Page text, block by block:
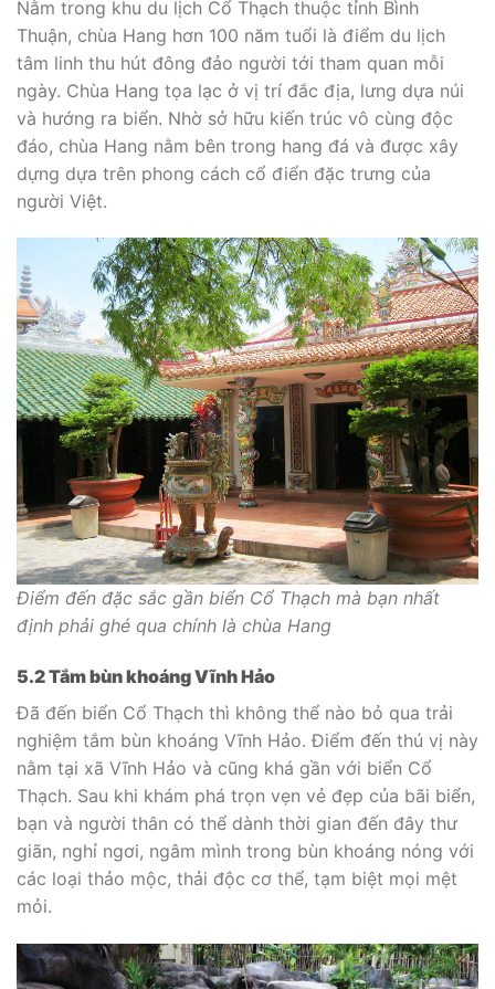
Nằm trong khu du lịch Cổ Thạch thuộc tỉnh Bình
Thuận, chùa Hang hơn 100 năm tuổi là điểm du lịch
tâm linh thu hút đông đảo người tới tham quan mỗi
ngày. Chùa Hang tọa lạc ở vị trí đắc địa, lưng dựa núi
và hướng ra biển. Nhờ sở hữu kiến trúc vô cùng độc
đáo, chùa Hang nằm bên trong hang đá và được xây
dựng dựa trên phong cách cổ điển đặc trưng của
người Việt.
Điểm đến đặc sắc gần biển Cổ Thạch mà bạn nhất
định phải ghé qua chính là chùa Hang
5.2 Tắm bùn khoáng Vĩnh Hảo
Đã đến biển Cổ Thạch thì không thể nào bỏ qua trải
nghiệm tắm bùn khoáng Vĩnh Hảo. Điểm đến thú vị này
nằm tại xã Vĩnh Hảo và cũng khá gần với biển Cổ
Thạch. Sau khi khám phá trọn vẹn vẻ đẹp của bãi biển,
bạn và người thân có thể dành thời gian đến đây thư
giãn, nghỉ ngơi, ngâm mình trong bùn khoáng nóng với
các loại thảo mộc, thải độc cơ thể, tạm biệt mọi mệt
mỏi.